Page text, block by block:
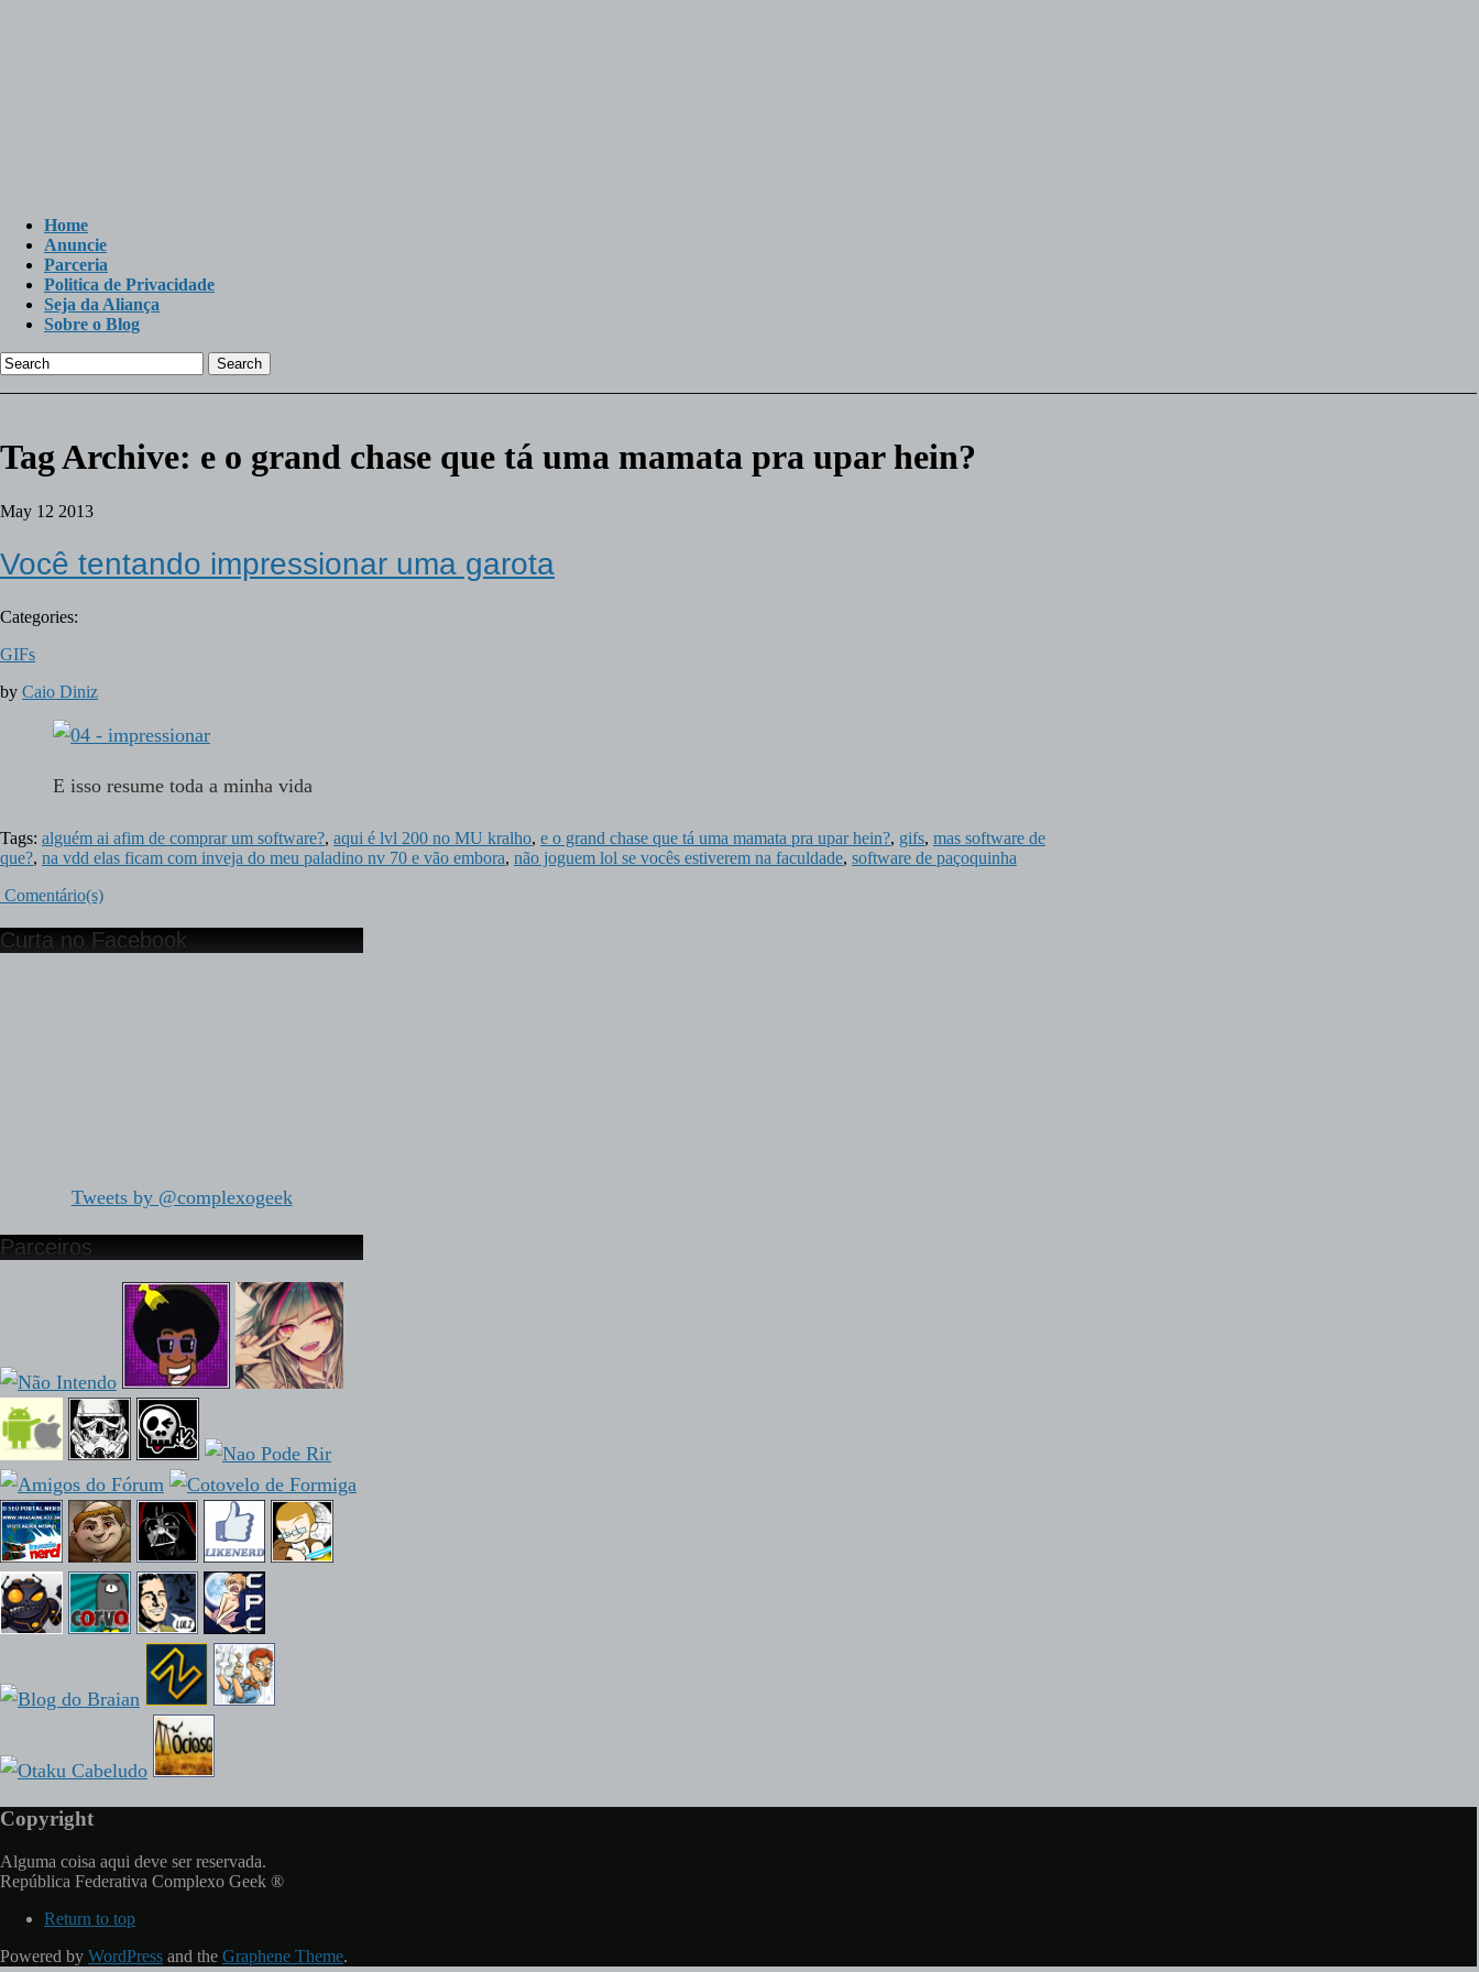
Home
Anuncie
Parceria
Politica de Privacidade
Seja da Aliança
Sobre o Blog
Search
Tag Archive: e o grand chase que tá uma mamata pra upar hein?
May 12 2013
Você tentando impressionar uma garota
Categories:
GIFs
by Caio Diniz
E isso resume toda a minha vida
Tags: alguém ai afim de comprar um software?, aqui é lvl 200 no MU kralho, e o grand chase que tá uma mamata pra upar hein?, gifs, mas software de
que?, na vdd elas ficam com inveja do meu paladino nv 70 e vão embora, não joguem lol se vocês estiverem na faculdade, software de paçoquinha
Comentário(s)
Curta no Facebook
Tweets by @complexogeek
Parceiros
Copyright
Alguma coisa aqui deve ser reservada.
República Federativa Complexo Geek ®
Return to top
Powered by WordPress and the Graphene Theme.